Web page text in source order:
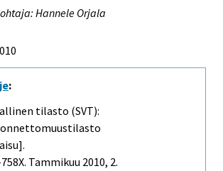
Hannele Orjala
:
tilasto (SVT):
Tammikuu 2010, 2.